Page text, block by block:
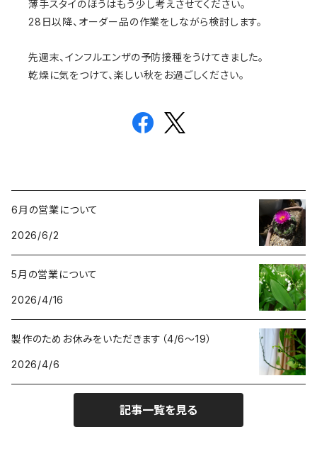
薄手スタイのほうはもう少し考えさせてください。
28日以降、オーダー品の作業をしながら検討します。
先週末、インフルエンザの予防接種をうけてきました。
乾燥に気をつけて、楽しい秋をお過ごしください。
6月の営業について
2026/6/2
5月の営業について
2026/4/16
製作のためお休みをいただきます（4/6〜19）
2026/4/6
記事一覧を見る